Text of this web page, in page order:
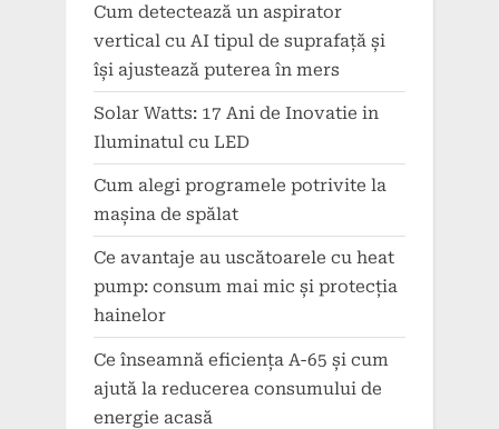
Cum detectează un aspirator
vertical cu AI tipul de suprafață și
își ajustează puterea în mers
Solar Watts: 17 Ani de Inovatie in
Iluminatul cu LED
Cum alegi programele potrivite la
mașina de spălat
Ce avantaje au uscătoarele cu heat
pump: consum mai mic și protecția
hainelor
Ce înseamnă eficiența A-65 și cum
ajută la reducerea consumului de
energie acasă